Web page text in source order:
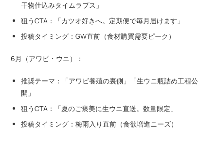
干物仕込みタイムラプス」
狙うCTA：「カツオ好きへ。定期便で毎月届けます」
投稿タイミング：GW直前（食材購買需要ピーク）
6月（アワビ・ウニ）：
推奨テーマ：「アワビ養殖の裏側」「生ウニ瓶詰め工程公
開」
狙うCTA：「夏のご褒美に生ウニ直送。数量限定」
投稿タイミング：梅雨入り直前（食欲増進ニーズ）